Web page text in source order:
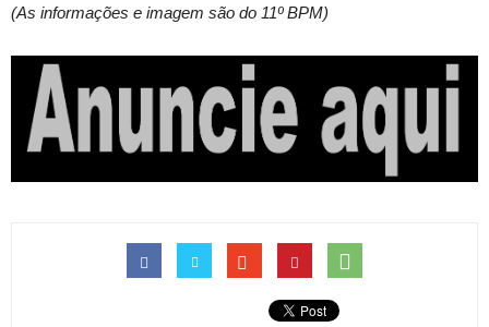
(As informações e imagem são do 11º BPM)